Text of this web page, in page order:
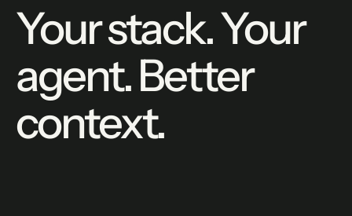
Your stack. Your
agent. Better
context.